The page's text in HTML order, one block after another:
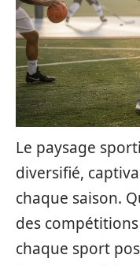
Le paysage
diversifié,
chaque saison.
des
chaque sport